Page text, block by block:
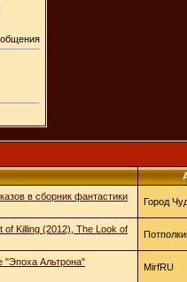
в сборник фантастики
Город
of Killing (2012), The Look of
"Эпоха Альтрона"
MirfRU